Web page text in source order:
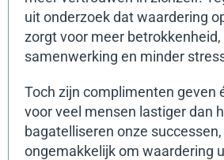
uit onderzoek dat waardering
zorgt voor meer betrokkenheid,
samenwerking en minder
Toch zijn complimenten geven
voor veel mensen lastiger dan
bagatelliseren onze
ongemakkelijk om waardering